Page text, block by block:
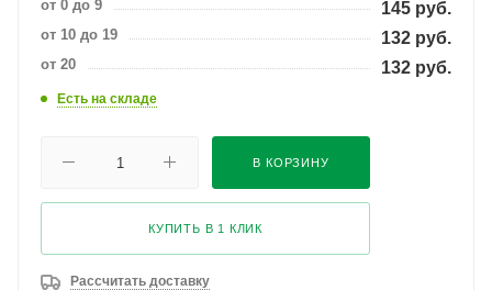
от 0 до 9 145 руб.
от 10 до 19 132 руб.
от 20 132 руб.
Есть на складе
В КОРЗИНУ
КУПИТЬ В 1 КЛИК
Рассчитать доставку